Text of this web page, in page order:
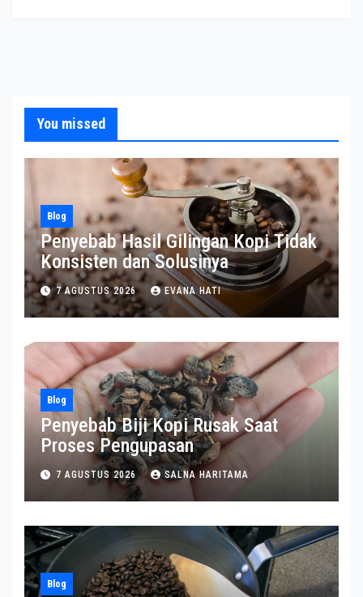
You missed
Blog
Penyebab Hasil Gilingan Kopi Tidak
Konsisten dan Solusinya
7 AGUSTUS 2026 EVANA HATI
Blog
Penyebab Biji Kopi Rusak Saat
Proses Pengupasan
7 AGUSTUS 2026 SALNA HARITAMA
Blog